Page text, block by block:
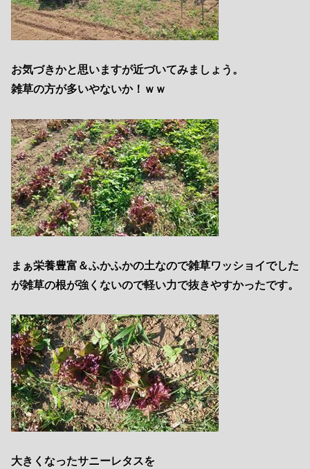
お気づきかと思いますが近づいてみましょう。
雑草の方が多いやないか！ｗｗ
まぁ栄養豊富＆ふかふかの土なので雑草ワッショイでした
が雑草の根が強くないので軽い力で抜きやすかったです。
大きくなったサニーレタスを